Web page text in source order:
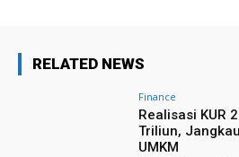
RELATED NEWS
Finance
Realisasi KUR
Triliun,
UMKM